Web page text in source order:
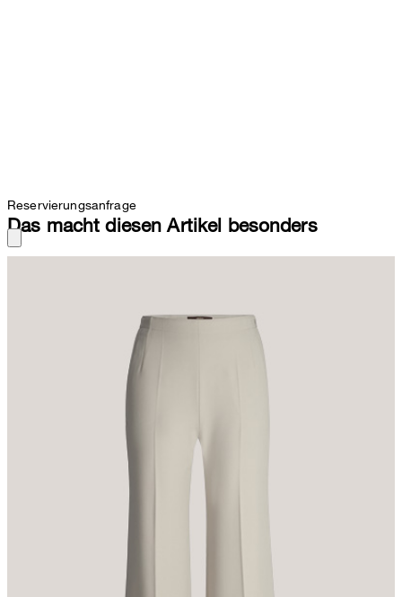
Reservierungsanfrage
Das macht diesen Artikel besonders
sowie Pattengesäßtaschen. Der nahtverdeckte Zipper rundet das